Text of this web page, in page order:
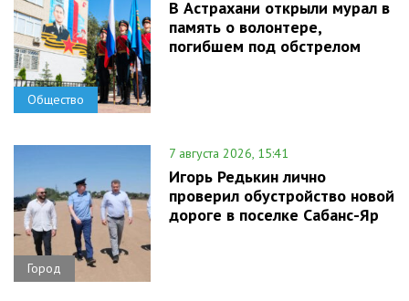
Общество
В Астрахани открыли мурал в
память о волонтере,
погибшем под обстрелом
Город
7 августа 2026, 15:41
Игорь Редькин лично
проверил обустройство новой
дороге в поселке Сабанс-Яр